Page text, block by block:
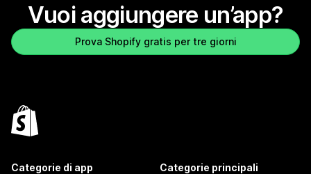
Vuoi aggiungere un’app?
Prova Shopify gratis per tre giorni
Categorie di app Categorie principali